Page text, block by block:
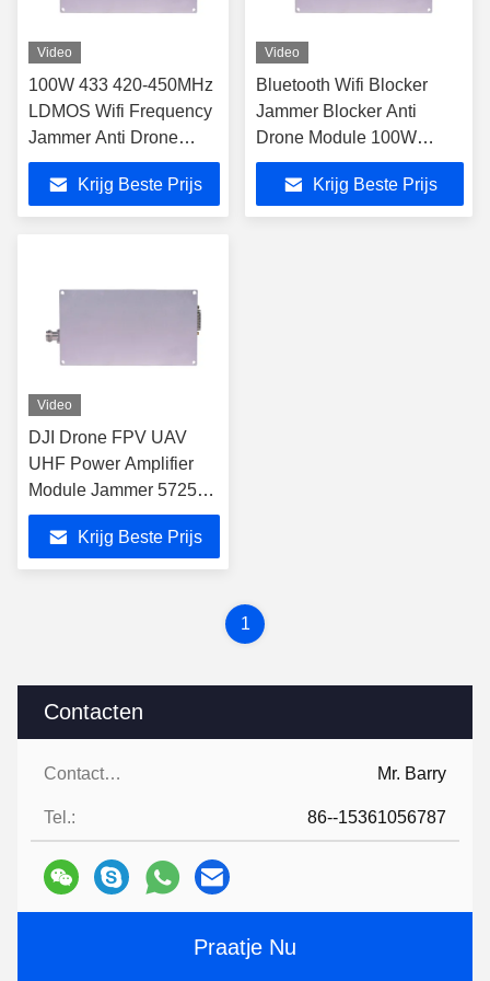
Contacten
Contacten: Mr. Barry
Tel.: 86--15361056787
Praatje Nu
Video
100W 433 420-450MHz
LDMOS Wifi Frequency
Jammer Anti Drone
Module
Krijg Beste Prijs
Video
Bluetooth Wifi Blocker
Jammer Blocker Anti
Drone Module 100W
5150MHz-5350MHz
Krijg Beste Prijs
Video
DJI Drone FPV UAV
UHF Power Amplifier
Module Jammer 5725
MHz-5850 MHz
Krijg Beste Prijs
1